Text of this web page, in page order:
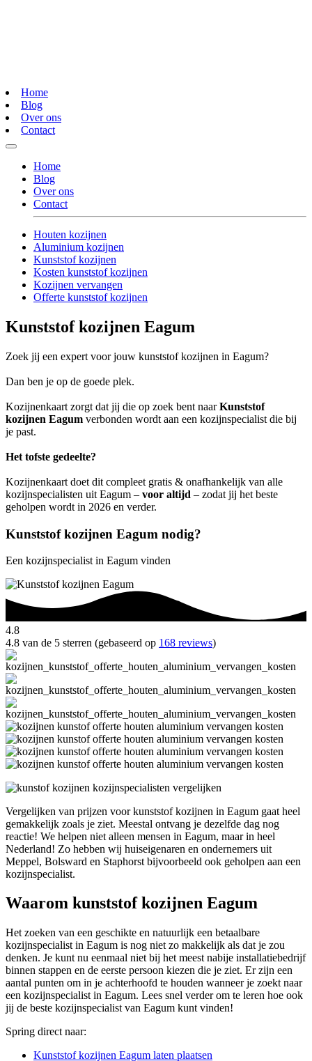
Home
Blog
Over ons
Contact
Home
Blog
Over ons
Contact
Houten kozijnen
Aluminium kozijnen
Kunststof kozijnen
Kosten kunststof kozijnen
Kozijnen vervangen
Offerte kunststof kozijnen
Kunststof kozijnen Eagum
Zoek jij een expert voor jouw kunststof kozijnen in Eagum?
Dan ben je op de goede plek.
Kozijnenkaart zorgt dat jij die op zoek bent naarKunststof
kozijnen Eagum verbonden wordt aan een kozijnspecialist die bij
je past.
Het tofste gedeelte?
Kozijnenkaart doet dit compleet gratis & onafhankelijk van alle
kozijnspecialisten uit Eagum – voor altijd – zodat jij het beste
geholpen wordt in 2026 en verder.
Kunststof kozijnen Eagum nodig?
Een kozijnspecialist in Eagum vinden
4.8
4.8 van de 5 sterren (gebaseerd op 168 reviews)
Vergelijken van prijzen voor kunststof kozijnen in Eagum gaat heel
gemakkelijk zoals je ziet. Meestal ontvang je dezelfde dag nog
reactie! We helpen niet alleen mensen in Eagum, maar in heel
Nederland! Zo hebben wij huiseigenaren en ondernemers uit
Meppel, Bolsward en Staphorst bijvoorbeeld ook geholpen aan een
kozijnspecialist.
Waarom kunststof kozijnen Eagum
Het zoeken van een geschikte en natuurlijk een betaalbare
kozijnspecialist in Eagum is nog niet zo makkelijk als dat je zou
denken. Je kunt nu eenmaal niet bij het meest nabije installatiebedrijf
binnen stappen en de eerste persoon kiezen die je ziet. Er zijn een
aantal punten om in je achterhoofd te houden wanneer je zoekt naar
een kozijnspecialist in Eagum. Lees snel verder om te leren hoe ook
jij de beste kozijnspecialist van Eagum kunt vinden!
Spring direct naar:
Kunststof kozijnen Eagum laten plaatsen